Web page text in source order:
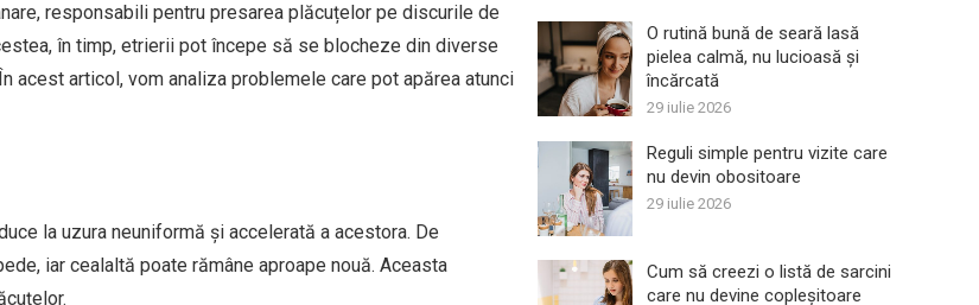
responsabili pentru presarea plăcuțelor pe discurile de
în timp, etrierii pot începe să se blocheze din diverse
acest articol, vom analiza problemele care pot apărea atunci
la uzura neuniformă și accelerată a acestora. De
iar cealaltă poate rămâne aproape nouă. Aceasta
O rutină bună de seară lasă
pielea calmă, nu lucioasă și
încărcată
29 iulie 2026
Reguli simple pentru vizite care
nu devin obositoare
29 iulie 2026
Cum să creezi o listă de sarcini
care nu devine copleșitoare